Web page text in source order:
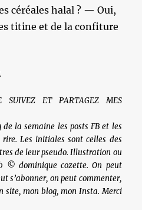
céréales halal ? — Oui,
titine et de la confiture
ET PARTAGEZ MES
de la semaine les posts FB et les
Les initiales sont celles des
de leur pseudo. Illustration ou
© dominique cozette. On peut
s’abonner, on peut commenter,
site, mon blog, mon Insta. Merci